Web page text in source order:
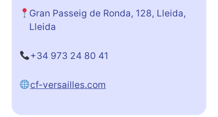
Gran Passeig de Ronda, 128, Lleida,
Lleida
+34 973 24 80 41
cf-versailles.com